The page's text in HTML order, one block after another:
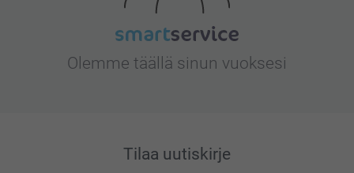
Olemme täällä sinun vuoksesi
Tilaa uutiskirje